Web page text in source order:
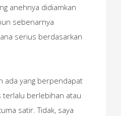
anehnya didiamkan
sebenarnya
serius berdasarkan
ada yang berpendapat
terlalu berlebihan atau
satir. Tidak, saya